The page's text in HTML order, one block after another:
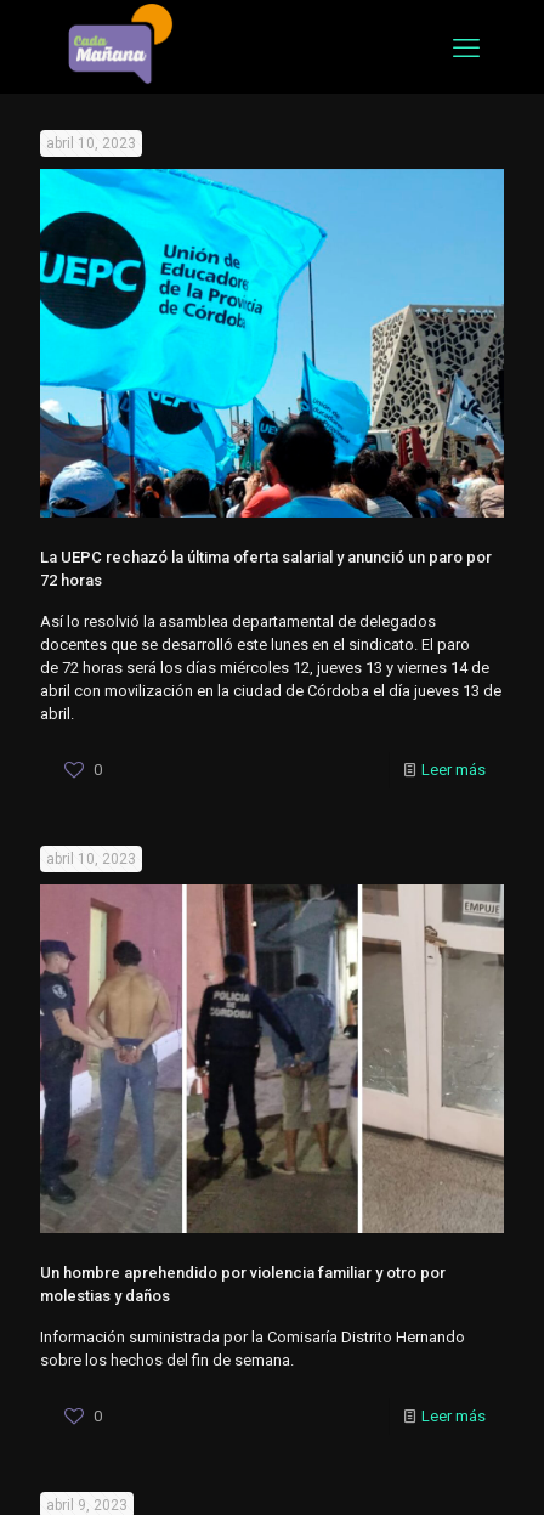
abril 10, 2023
La UEPC rechazó la última oferta salarial y anunció un paro por
72 horas
Así lo resolvió la asamblea departamental de delegados
docentes que se desarrolló este lunes en el sindicato. El paro
de 72 horas será los días miércoles 12, jueves 13 y viernes 14 de
abril con movilización en la ciudad de Córdoba el día jueves 13 de
abril.
0 Leer más
abril 10, 2023
Un hombre aprehendido por violencia familiar y otro por
molestias y daños
Información suministrada por la Comisaría Distrito Hernando
sobre los hechos del fin de semana.
0 Leer más
abril 9, 2023